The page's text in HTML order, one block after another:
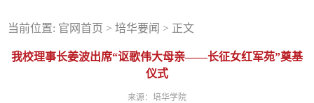
当前位置: 官网首页 >培华要闻 > 正文
我校理事长姜波出席“讴歌伟大母亲——长征女红军苑”奠基
仪式
来源：培华学院